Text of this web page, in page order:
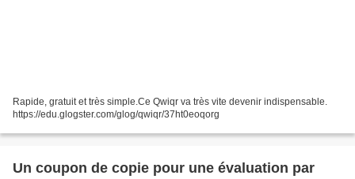
Rapide, gratuit et très simple.Ce Qwiqr va très vite devenir indispensable.
https://edu.glogster.com/glog/qwiqr/37ht0eoqorg
Un coupon de copie pour une évaluation par